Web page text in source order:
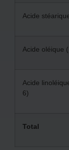
Acide
Acide oléique
Acide
6)
Total